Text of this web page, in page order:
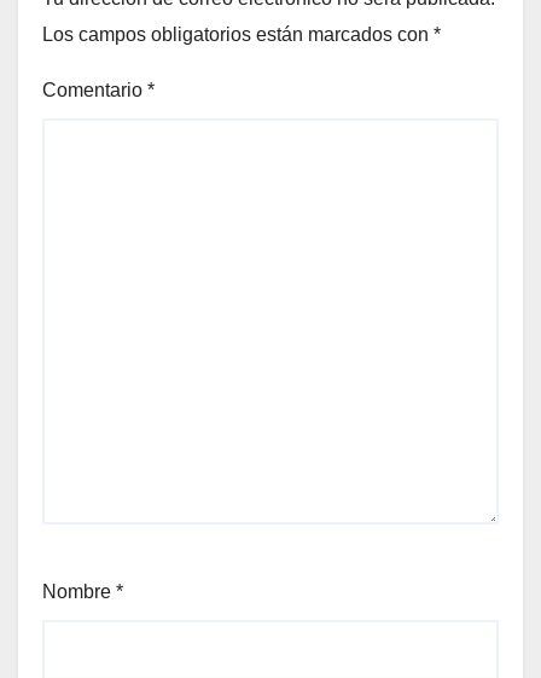
Los campos obligatorios están marcados con *
Comentario *
Nombre *